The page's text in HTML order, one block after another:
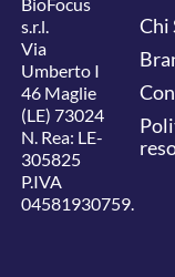
s.r.l.
Via
Umberto I
46 Maglie
(LE) 73024
N. Rea: LE-
305825
P.IVA
04581930759.
Chi